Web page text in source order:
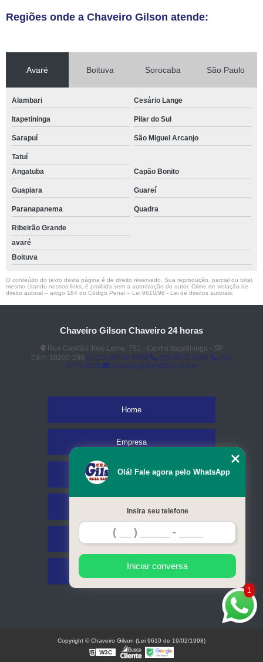
Regiões onde a Chaveiro Gilson atende:
Avaré Boituva Sorocaba São Paulo
Alambari Cesário Lange
Itapetininga Pilar do Sul
Sarapuí São Miguel Arcanjo
Tatuí
Angatuba
Capão Bonito
Guapiara Guareí
Paranapanema Quadra
Ribeirão Grande
avaré
Boituva
O conteúdo do texto desta página é de direito reservado. Sua reprodução, parcial ou total,
mesmo citando nossos links, é proibida sem a autorização do autor. Crime de violação de
direito autoral – artigo 184 do Código Penal – Lei 9610/98 - Lei de direitos autorais
Chaveiro Gilson Chaveiro 24 horas
Rua Capitão José Leme, 751 - Centro Itapetininga - SP
CEP: 18200-290
(15) 99782-0869 (15) 3272-6086
(15)
3275-4600
chaveirogilson@bol.com.br
Home
Empresa
Missão
Serviços
Contato
Mapa do site
1
Olá! Fale agora pelo WhatsApp
Insira seu telefone
Iniciar conversa
Copyright © Chaveiro Gilson (Lei 9610 de 19/02/1998)
W3C